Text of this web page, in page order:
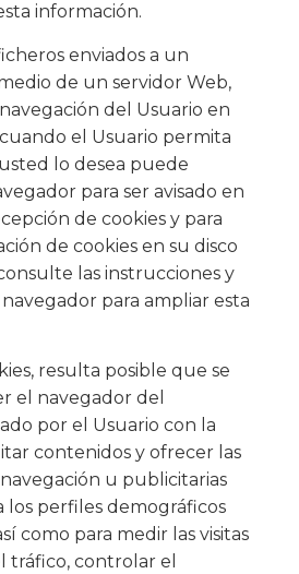
información.
enviados a un
de un servidor Web,
del Usuario en
el Usuario permita
lo desea puede
para ser avisado en
de cookies y para
de cookies en su disco
las instrucciones y
para ampliar esta
resulta posible que se
el navegador del
por el Usuario con la
contenidos y ofrecer las
u publicitarias
los perfiles demográficos
como para medir las visitas
tráfico, controlar el